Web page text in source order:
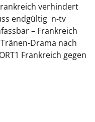
verhindert
endgültig n-tv
– Frankreich
Drama nach
Frankreich gegen